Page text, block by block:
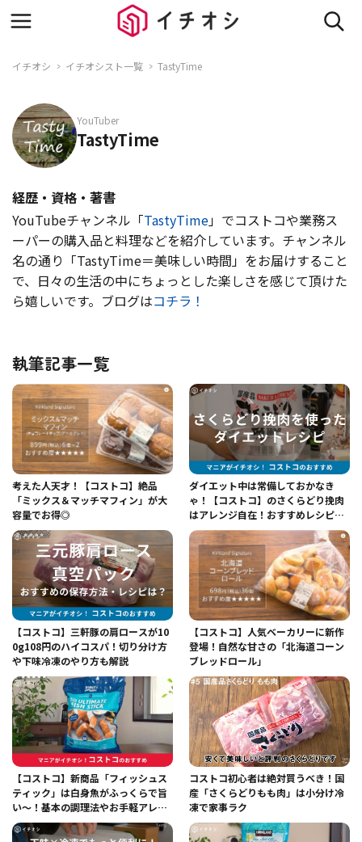
イチオシ イチオシスト一覧 TastyTime
YouTuber
TastyTime
経歴・資格・著書
YouTubeチャンネル「TastyTime」でコストコや業務ス
ーパーの購入品と料理などを紹介しています。チャンネル
名の通り「TastyTime＝美味しい時間」をお届けすること
で、日々の生活の中にちょっとした楽しさを感じて頂けた
ら嬉しいです。ブログはコチラ！
執筆記事一覧
考えた人天才！【コストコ】絶品
「ミックス＆マッチマフィン」が大
容量でお得◎
ダイエット中は常備しておかなき
ゃ！【コストコ】のさくらどり挽肉
はアレンジ自在！おすすめレシピを
ご紹介
【コストコ】三軒豚の肩ロースが10
0g108円のハイコスパ！切り分け方
や下味冷凍のやり方も解説
【コストコ】人気ベーカリーに新作
登場！自然な甘さの「北海道コーン
ブレッドロール」
【コストコ】新商品「フィッシュス
ティック」は白身魚がふっくらで旨
い～！基本の調理法やお手軽アレン
ジレシピを紹介
コストコ初心者は絶対買うべき！国
産「さくらどりもも肉」は小分け冷
凍で家事ラク